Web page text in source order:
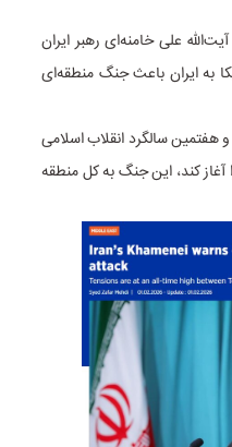
علی خامنه‌ای رهبر ایران
به ایران باعث جنگ منطقه‌ای
سالگرد انقلاب اسلامی
آغاز کند، این جنگ به کل منطقه